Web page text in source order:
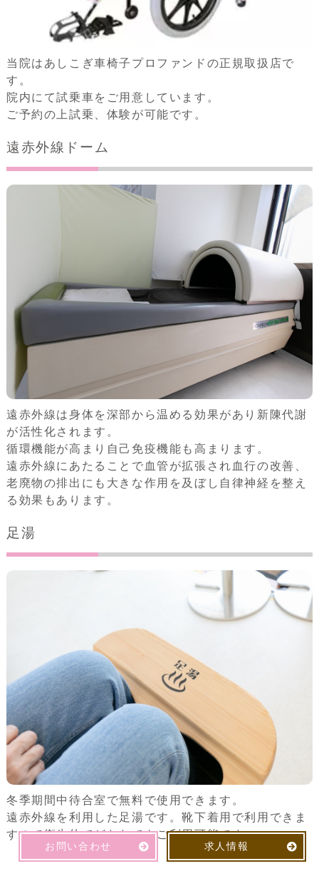
お問い合わせ 求人情報
当院はあしこぎ車椅子プロファンドの正規取扱店で
す。
院内にて試乗車をご用意しています。
ご予約の上試乗、体験が可能です。
遠赤外線ドーム
遠赤外線は身体を深部から温める効果があり新陳代謝
が活性化されます。
循環機能が高まり自己免疫機能も高まります。
遠赤外線にあたることで血管が拡張され血行の改善、
老廃物の排出にも大きな作用を及ぼし自律神経を整え
る効果もあります。
足湯
冬季期間中待合室で無料で使用できます。
遠赤外線を利用した足湯です。靴下着用で利用できま
すので衛生的でどなたでもご利用可能です。